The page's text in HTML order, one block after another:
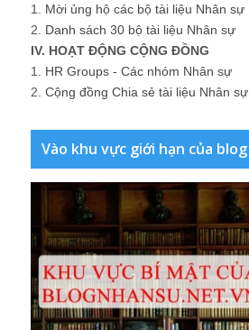
1. Mời ủng hộ các bộ tài liệu Nhân sự
2. Danh sách 30 bộ tài liệu Nhân sự
IV. HOẠT ĐỘNG CỘNG ĐỒNG
1. HR Groups - Các nhóm Nhân sự
2. Cộng đồng Chia sẻ tài liệu Nhân sự
Vào khu vực giới hạn của blog